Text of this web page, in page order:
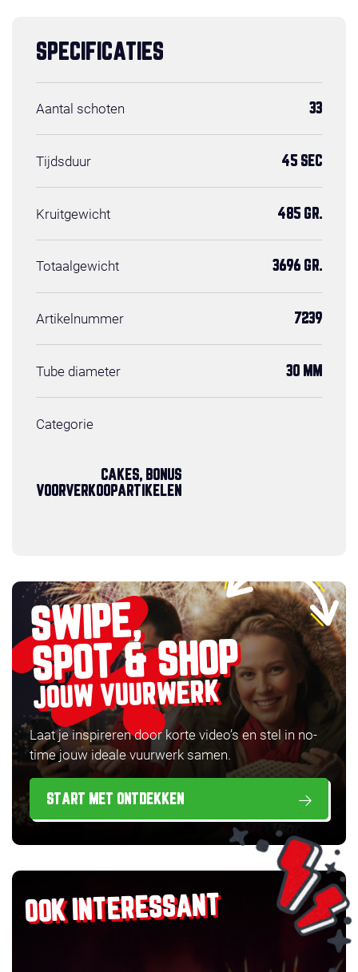
SPECIFICATIES
Aantal schoten 33
Tijdsduur 45 SEC
Kruitgewicht 485 GR.
Totaalgewicht 3696 GR.
Artikelnummer 7239
Tube diameter 30 MM
Categorie
CAKES, BONUS
VOORVERKOOPARTIKELEN
SWIPE,
SPOT & SHOP
JOUW VUURWERK
Laat je inspireren door korte video’s en stel in no-
time jouw ideale vuurwerk samen.
START MET ONTDEKKEN
OOK INTERESSANT